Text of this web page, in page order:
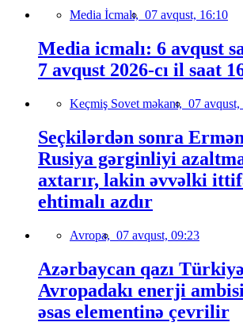
Media İcmalı, 07 avqust, 16:10
Media icmalı: 6 avqust
7 avqust 2026-cı il saat
Keçmiş Sovet məkanı, 07 avqust,
Seçkilərdən sonra
Rusiya gərginliyi
axtarır, lakin əvvəlki
ehtimalı azdır
Avropa, 07 avqust, 09:23
Azərbaycan qazı
Avropadakı enerji
əsas elementinə çevrilir